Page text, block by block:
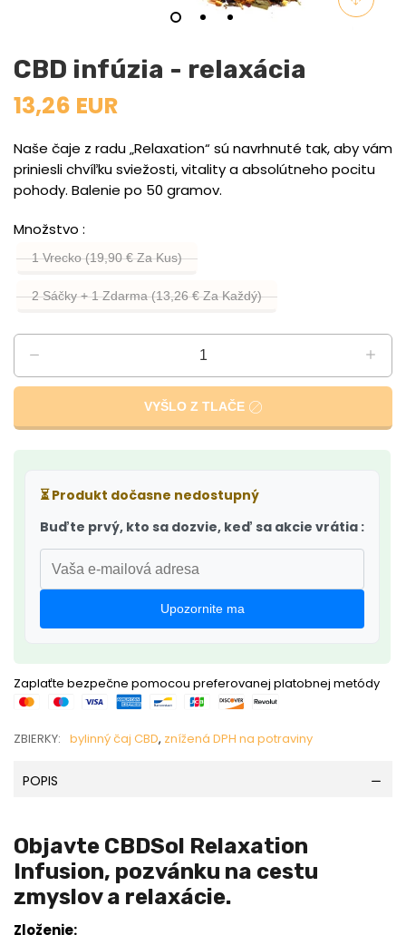
CBD infúzia - relaxácia
13,26 EUR
Naše čaje z radu „Relaxation“ sú navrhnuté tak, aby vám
priniesli chvíľku sviežosti, vitality a absolútneho pocitu
pohody. Balenie po 50 gramov.
Množstvo
1 Vrecko (19,90 € Za Kus)
2 Sáčky + 1 Zdarma (13,26 € Za Každý)
VYŠLO Z TLAČE
⏳Produkt dočasne nedostupný
Buďte prvý, kto sa dozvie, keď sa akcie vrátia :
Upozornite ma
Zaplaťte bezpečne pomocou preferovanej platobnej metódy
ZBIERKY: bylinný čaj CBD, znížená DPH na potraviny
POPIS
Objavte CBDSol Relaxation
Infusion, pozvánku na cestu
zmyslov a relaxácie.
Zloženie: